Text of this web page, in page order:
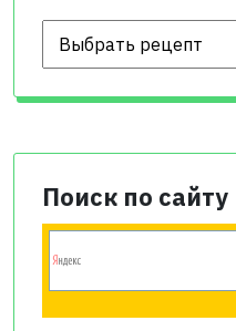
Поиск по сайту